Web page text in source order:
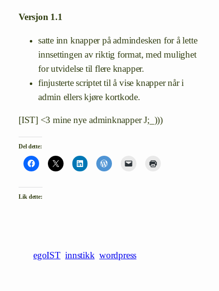
Versjon 1.1
satte inn knapper på admindesken for å lette
innsettingen av riktig format, med mulighet
for utvidelse til flere knapper.
finjusterte scriptet til å vise knapper når i
admin ellers kjøre kortkode.
[IST] <3 mine nye adminknapper J;_)))
Del dette:
Lik dette:
egoIST innstikk wordpress